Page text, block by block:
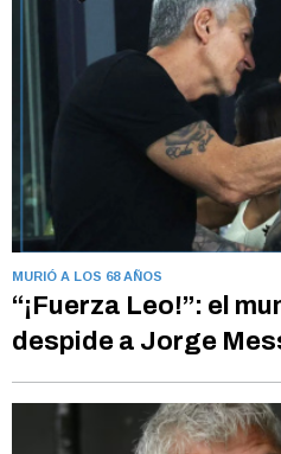
MURIÓ A LOS 68 AÑOS
“¡Fuerza Leo!”: el
despide a Jorge